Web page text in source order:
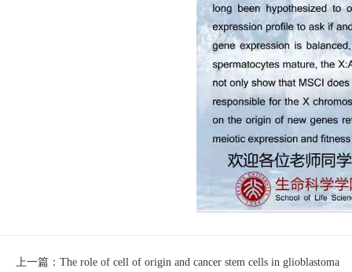
上一篇：The role of cell of origin and cancer stem cells in glioblastoma